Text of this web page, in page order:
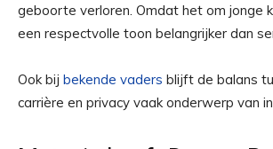
geboorte verloren. Omdat het om jonge
een respectvolle toon belangrijker dan
Ook bij bekende vaders blijft de balans
carrière en privacy vaak onderwerp van